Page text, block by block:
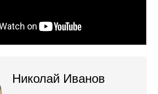
Николай Иванов